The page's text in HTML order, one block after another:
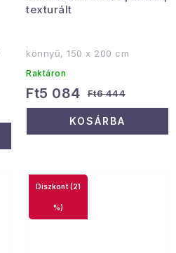
texturált
könnyű, 150 x 200 cm
Raktáron
Ft5 084 Ft6 444
KOSÁRBA
(21
%)